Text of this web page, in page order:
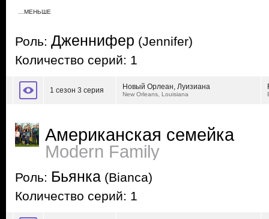
…МЕНЬШЕ
Роль: Дженнифер (Jennifer)
Количество серий: 1
1 сезон 3 серия Новый Орлеан, Луизиана
New Orleans, Louisiana
Американская семейка
Modern Family
Роль: Бьянка (Bianca)
Количество серий: 1